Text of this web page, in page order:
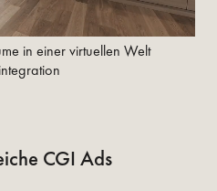
in einer virtuellen Welt
CGI Ads